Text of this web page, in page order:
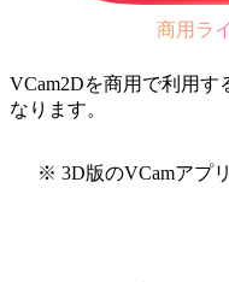
商用ラ
VCam2Dを商用で利用
なります。
※ 3D版のVCamアプ